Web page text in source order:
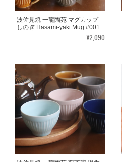
波佐見焼 一龍陶苑 マグカップ
しのぎ Hasami-yaki Mug #001
¥2,090